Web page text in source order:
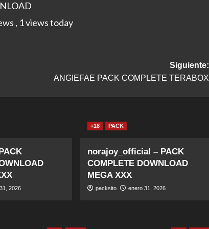
, 1 views today
Siguiente:
ANGIEFAE PACK COMPLETE TERABOX
2026
+18 PACK
norajoy_official – PACK
COMPLETE DOWNLOAD
MEGA XXX
packsito enero 31, 2026